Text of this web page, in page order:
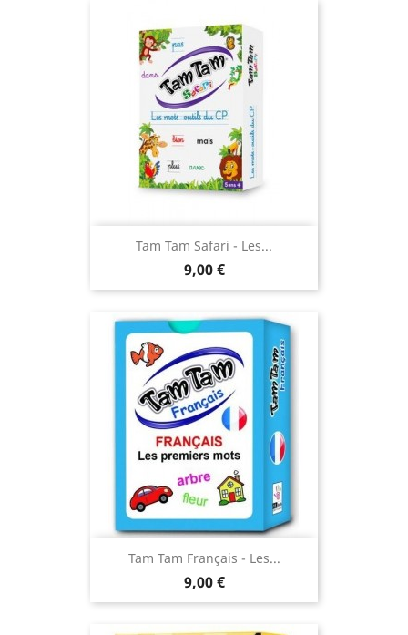
Tam Tam Safari - Les...
Prix
9,00 €
Tam Tam Français - Les...
Prix
9,00 €